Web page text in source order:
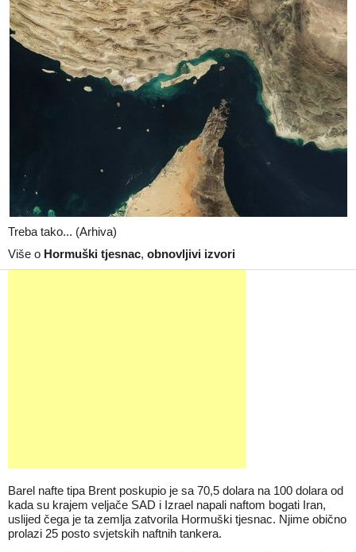
Treba tako... (Arhiva)
Više o Hormuški tjesnac, obnovljivi izvori
Barel nafte tipa Brent poskupio je sa 70,5 dolara na 100 dolara od
kada su krajem veljače SAD i Izrael napali naftom bogati Iran,
uslijed čega je ta zemlja zatvorila Hormuški tjesnac. Njime obično
prolazi 25 posto svjetskih naftnih tankera.